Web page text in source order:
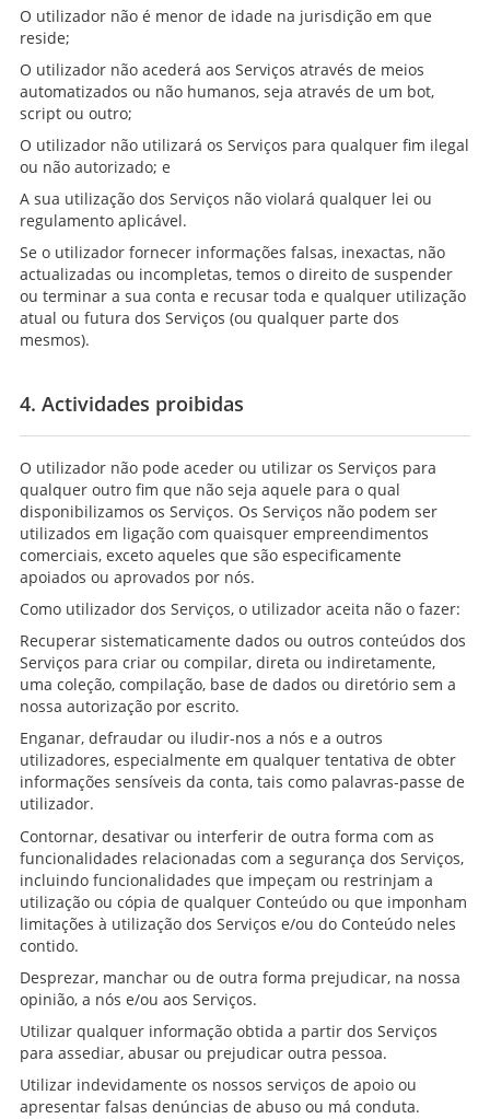
O utilizador não é menor de idade na jurisdição em que
reside;
O utilizador não acederá aos Serviços através de meios
automatizados ou não humanos, seja através de um bot,
script ou outro;
O utilizador não utilizará os Serviços para qualquer fim ilegal
ou não autorizado; e
A sua utilização dos Serviços não violará qualquer lei ou
regulamento aplicável.
Se o utilizador fornecer informações falsas, inexactas, não
actualizadas ou incompletas, temos o direito de suspender
ou terminar a sua conta e recusar toda e qualquer utilização
atual ou futura dos Serviços (ou qualquer parte dos
mesmos).
4. Actividades proibidas
O utilizador não pode aceder ou utilizar os Serviços para
qualquer outro fim que não seja aquele para o qual
disponibilizamos os Serviços. Os Serviços não podem ser
utilizados em ligação com quaisquer empreendimentos
comerciais, exceto aqueles que são especificamente
apoiados ou aprovados por nós.
Como utilizador dos Serviços, o utilizador aceita não o fazer:
Recuperar sistematicamente dados ou outros conteúdos dos
Serviços para criar ou compilar, direta ou indiretamente,
uma coleção, compilação, base de dados ou diretório sem a
nossa autorização por escrito.
Enganar, defraudar ou iludir-nos a nós e a outros
utilizadores, especialmente em qualquer tentativa de obter
informações sensíveis da conta, tais como palavras-passe de
utilizador.
Contornar, desativar ou interferir de outra forma com as
funcionalidades relacionadas com a segurança dos Serviços,
incluindo funcionalidades que impeçam ou restrinjam a
utilização ou cópia de qualquer Conteúdo ou que imponham
limitações à utilização dos Serviços e/ou do Conteúdo neles
contido.
Desprezar, manchar ou de outra forma prejudicar, na nossa
opinião, a nós e/ou aos Serviços.
Utilizar qualquer informação obtida a partir dos Serviços
para assediar, abusar ou prejudicar outra pessoa.
Utilizar indevidamente os nossos serviços de apoio ou
apresentar falsas denúncias de abuso ou má conduta.